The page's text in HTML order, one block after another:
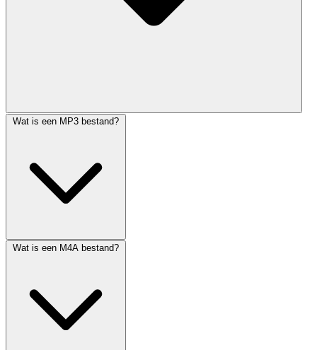
Wat is een MP3 bestand?
Wat is een M4A bestand?